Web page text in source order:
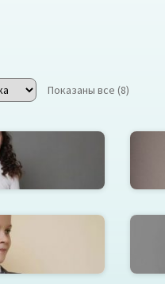
Показаны все (8)
Мила
RT72362839